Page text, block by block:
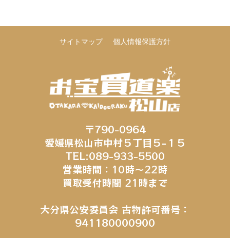
サイトマップ 個人情報保護方針
〒790-0964
愛媛県松山市中村５丁目５−１５
TEL:089-933-5500
営業時間：10時～22時
買取受付時間 21時まで
大分県公安委員会 古物許可番号：
941180000900